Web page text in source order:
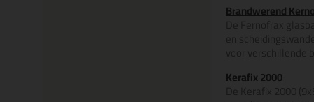
Brandwerend
Kerafix 2000